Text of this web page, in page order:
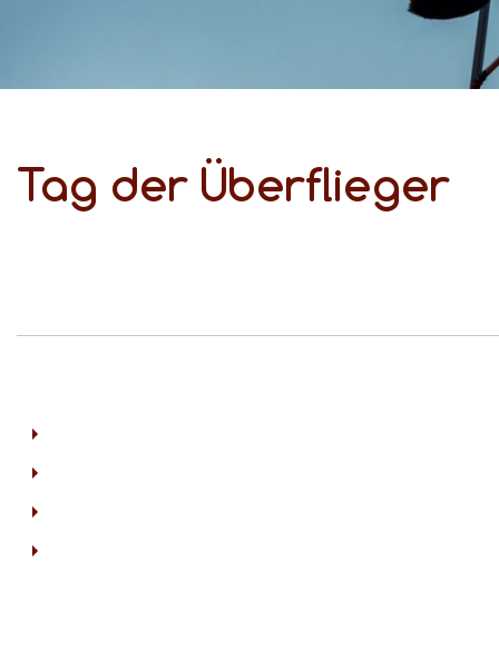
Tag der Überflieger